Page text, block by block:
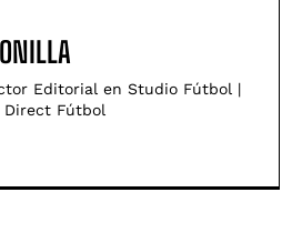
Editorial en Studio Fútbol |
Direct Fútbol